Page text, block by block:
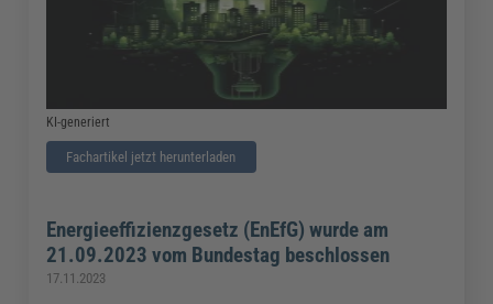
KI-generiert
Fachartikel jetzt herunterladen
Energieeffizienzgesetz (EnEfG) wurde am
21.09.2023 vom Bundestag beschlossen
17.11.2023